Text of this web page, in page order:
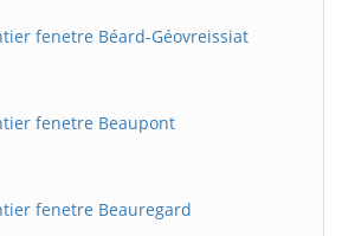
fenetre Béard-Géovreissiat
fenetre Beaupont
fenetre Beauregard